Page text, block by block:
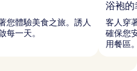
您體驗美食之旅。誘人
每一天。
浴袍的
客人穿
確保您
用餐區